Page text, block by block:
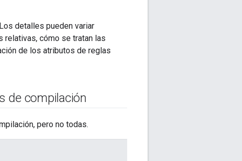
detalles pueden variar
relativas, cómo se tratan las
de los atributos de reglas
de compilación
pero no todas.